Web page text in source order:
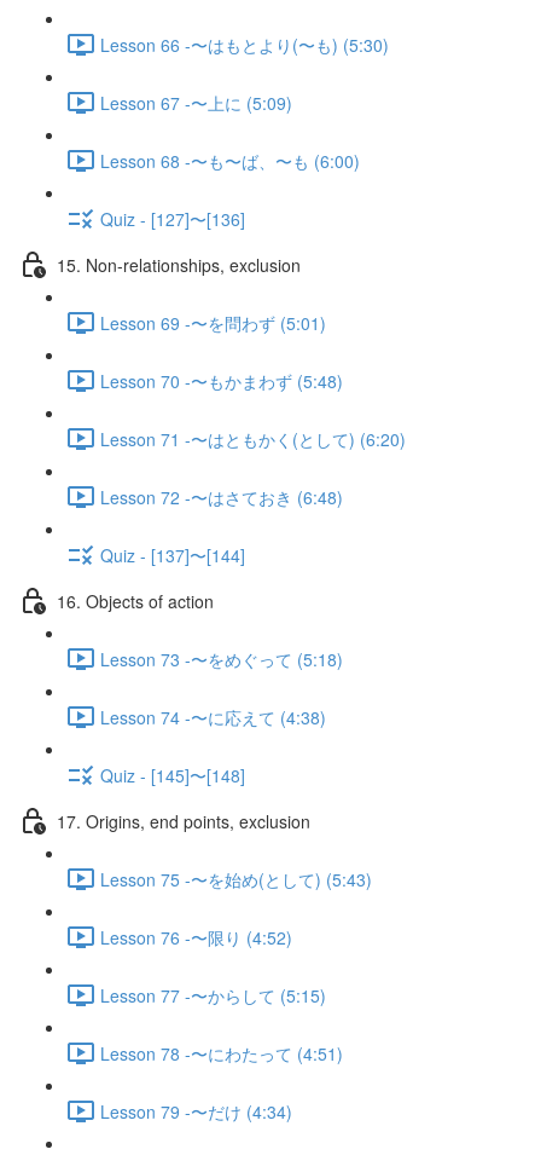
Lesson 66 -〜はもとより(〜も) (5:30)
Lesson 67 -〜上に (5:09)
Lesson 68 -〜も〜ば、〜も (6:00)
Quiz - [127]〜[136]
15. Non-relationships, exclusion
Lesson 69 -〜を問わず (5:01)
Lesson 70 -〜もかまわず (5:48)
Lesson 71 -〜はともかく(として) (6:20)
Lesson 72 -〜はさておき (6:48)
Quiz - [137]〜[144]
16. Objects of action
Lesson 73 -〜をめぐって (5:18)
Lesson 74 -〜に応えて (4:38)
Quiz - [145]〜[148]
17. Origins, end points, exclusion
Lesson 75 -〜を始め(として) (5:43)
Lesson 76 -〜限り (4:52)
Lesson 77 -〜からして (5:15)
Lesson 78 -〜にわたって (4:51)
Lesson 79 -〜だけ (4:34)